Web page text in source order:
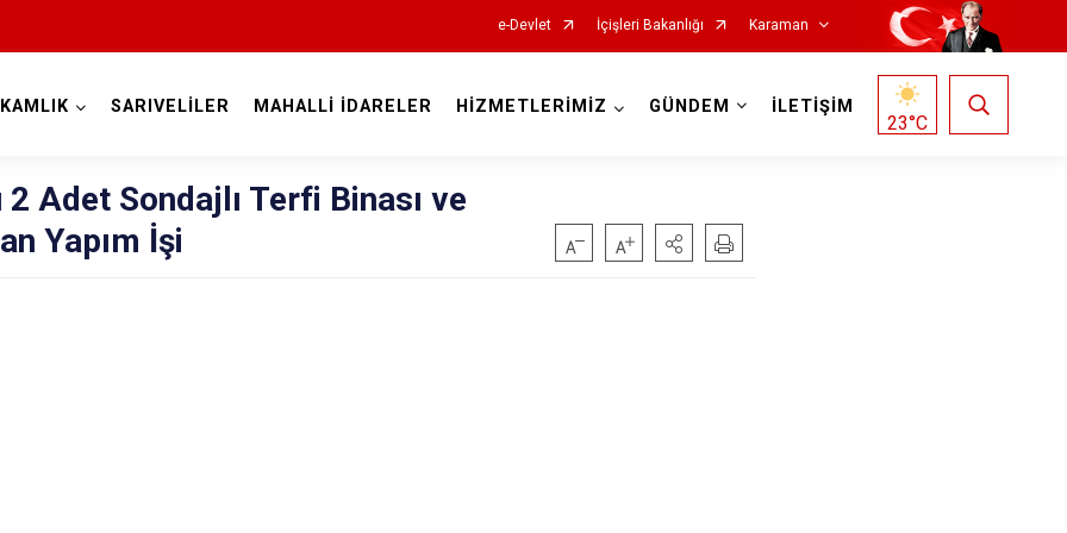
e-Devlet İçişleri Bakanlığı Karaman
SARIVELİLER MAHALLİ İDARELER HİZMETLERİMİZ GÜNDEM İLETİŞİM
23°C
Adet Sondajlı Terfi Binası ve
Yapım İşi